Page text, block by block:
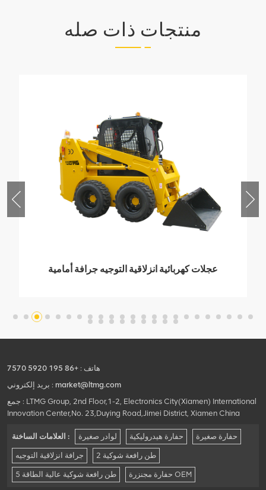
منتجات ذات صله
عجلات كهربائية انزلاقية التوجيه جرافة أمامية
هاتف : +86 195 5920 7570
بريد إلكتروني : market@ltmg.com
جمع : LTMG Group, 2nd Floor,1-2, Electronics City(Xiamen) International
Innovation Center,No. 23,Duying Road,Jimei District, Xiamen China
العلامات الساخنة : لوادر صغيرة حفارة هيدروليكية حفارة صغيرة
جرافة انزلاقية التوجيه 2 طن رافعة شوكية
5 طن رافعة شوكية عالية الطاقة حفارة مجنزرة OEM